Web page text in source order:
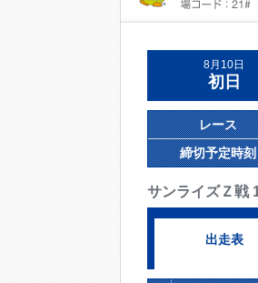
8月10日
初日
レース
締切予定時刻
サンライズＺ戦
出走表